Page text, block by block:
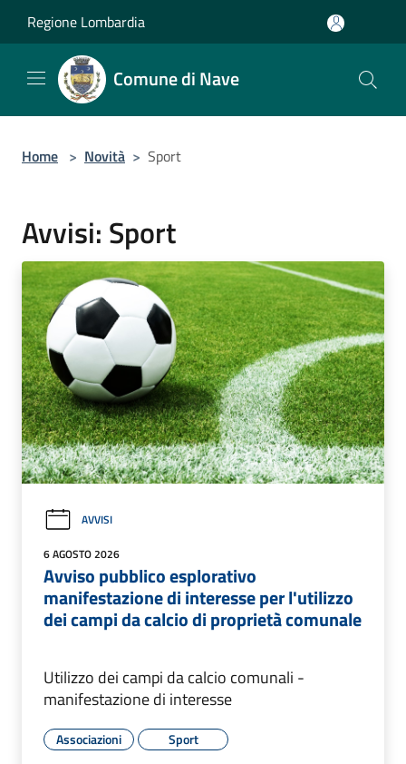
Regione Lombardia
Comune di Nave
Home > Novità > Sport
Avvisi: Sport
AVVISI
6 AGOSTO 2026
Avviso pubblico esplorativo
manifestazione di interesse per l'utilizzo
dei campi da calcio di proprietà comunale
Utilizzo dei campi da calcio comunali -
manifestazione di interesse
Associazioni Sport